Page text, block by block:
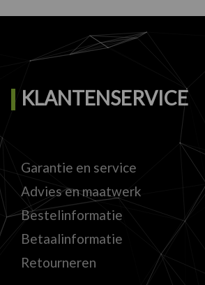
KLANTENSERVICE
Garantie en service
Advies en maatwerk
Bestelinformatie
Betaalinformatie
Retourneren